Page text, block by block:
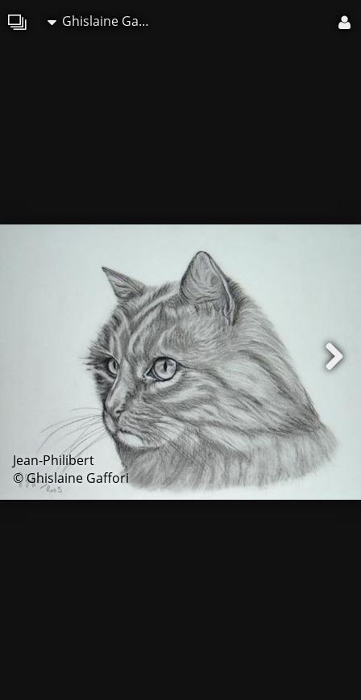
Ghislaine Gaffori
Jean-Philibert
© Ghislaine Gaffori